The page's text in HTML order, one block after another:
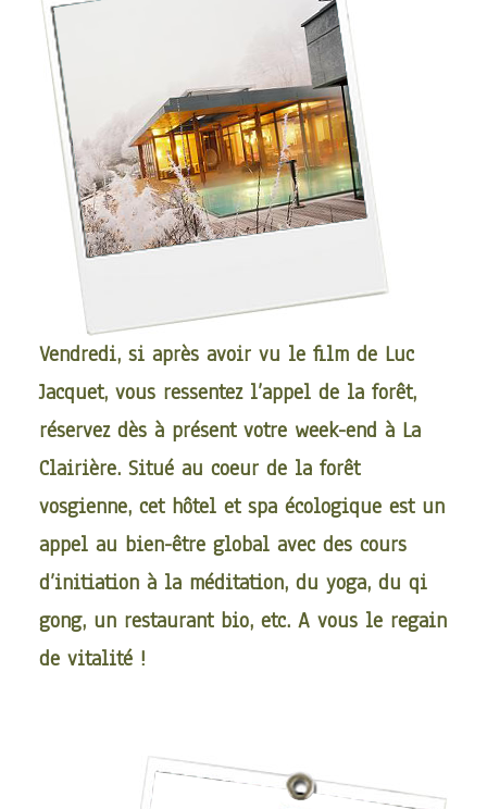
Vendredi, si après avoir vu le film de Luc
Jacquet, vous ressentez l’appel de la forêt,
réservez dès à présent votre week-end à La
Clairière. Situé au coeur de la forêt
vosgienne, cet hôtel et spa écologique est un
appel au bien-être global avec des cours
d’initiation à la méditation, du yoga, du qi
gong, un restaurant bio, etc. A vous le regain
de vitalité !